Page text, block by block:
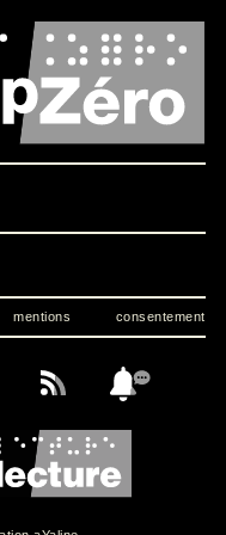
mentions consentement